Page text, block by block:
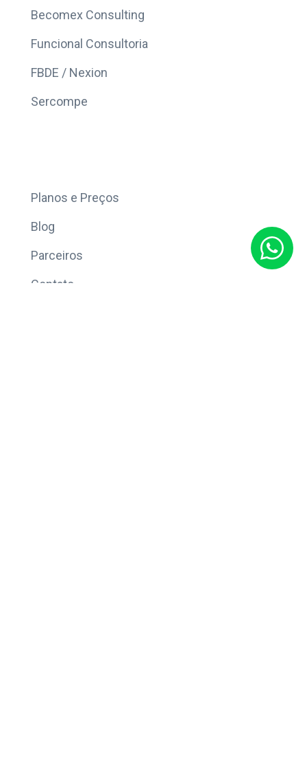
Becomex Consulting
Funcional Consultoria
FBDE / Nexion
Sercompe
Planos e Preços
Blog
Parceiros
Contato